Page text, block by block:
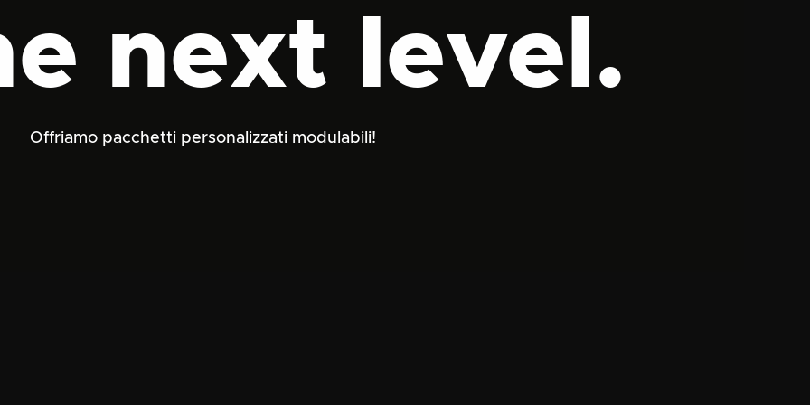
next level.
Offriamo pacchetti personalizzati modulabili!